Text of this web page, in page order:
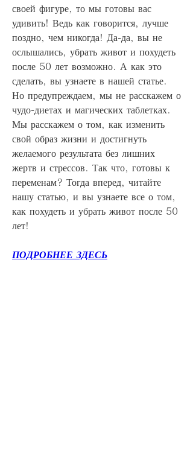
своей фигуре, то мы готовы вас
удивить! Ведь как говорится, лучше
поздно, чем никогда! Да-да, вы не
ослышались, убрать живот и похудеть
после 50 лет возможно. А как это
сделать, вы узнаете в нашей статье.
Но предупреждаем, мы не расскажем о
чудо-диетах и магических таблетках.
Мы расскажем о том, как изменить
свой образ жизни и достигнуть
желаемого результата без лишних
жертв и стрессов. Так что, готовы к
переменам? Тогда вперед, читайте
нашу статью, и вы узнаете все о том,
как похудеть и убрать живот после 50
лет!
ПОДРОБНЕЕ ЗДЕСЬ